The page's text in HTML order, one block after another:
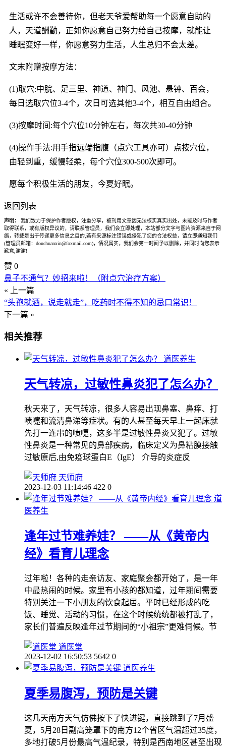
生活或许不会善待你，但老天爷爱帮助每一个愿意自助的
人，天道酬勤，正如你愿意自己努力给自己按摩，就能让
睡眠变好一样，你愿意努力生活，人生总归不会太差。
文末附赠按摩方法：
(1)取穴:中脘、足三里、神道、神门、风池、悬钟、百会，
每日选取穴位3-4个，次日可选其他3-4个，相互自由组合。
(3)按摩时间:每个穴位10分钟左右，每次共30-40分钟
(4)操作手法:用手指远端指腹（点穴工具亦可）点按穴位，
由轻到重，缓慢轻柔，每个穴位300-500次即可。
愿每个积极生活的朋友，今夏好眠。
返回列表
声明：
我们致力于保护作者版权，注重分享，被刊用文章因无法核实真实出处，未能及时与作者
取得联系，或有版权异议的，请联系管理员，我们会立即处理，本站部分文字与图片资源来自于网
络，转载是出于传递更多信息之目的,若有来源标注错误或侵犯了您的合法权益，请立即通知我们
(管理员邮箱：douchuanxin@foxmail.com)，情况属实，我们会第一时间予以删除，并同时向您表示
歉意,谢谢!
赞 0
鼻子不通气？妙招来啦！（附点穴治疗方案）
« 上一篇
“头孢就酒，说走就走”，吃药时不得不知的忌口常识！
下一篇 »
相关推荐
道医养生
天气转凉，过敏性鼻炎犯了怎么办？
秋天来了，天气转凉，很多人容易出现鼻塞、鼻痒、打
喷嚏和流清鼻涕等症状。有的人甚至每天早上一起床就
先打一连串的喷嚏，这多半是过敏性鼻炎又犯了。过敏
性鼻炎是一种常见的鼻部疾病，临床定义为鼻粘膜接触
过敏原后,由免疫球蛋白E（IgE） 介导的炎症反
天师府
2023-12-03 11:14:46 422 0
道
医养生
逢年过节难养娃？ ——从《黄帝内
经》看育儿理念
过年啦！各种的走亲访友、家庭聚会都开始了，是一年
中最热闹的时候。家里有小孩的都知道，过年期间需要
特别关注一下小朋友的饮食起居。平时已经形成的吃
饭、睡觉、活动的习惯，在这个时候统统都被打乱了，
家长们普遍反映逢年过节期间的“小祖宗”更难伺候。节
道医堂
2023-12-02 16:50:53 5642 0
道医养生
夏季易腹泻，预防是关键
这几天南方天气仿佛按下了快进键，直接跳到了7月盛
夏，5月28日副高笼罩下的南方12个省区气温超过35度，
多地打破5月份最高气温纪录，特别是西南地区甚至出现